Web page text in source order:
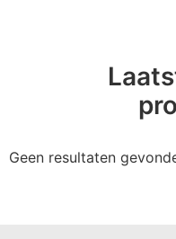
Geen resultaten